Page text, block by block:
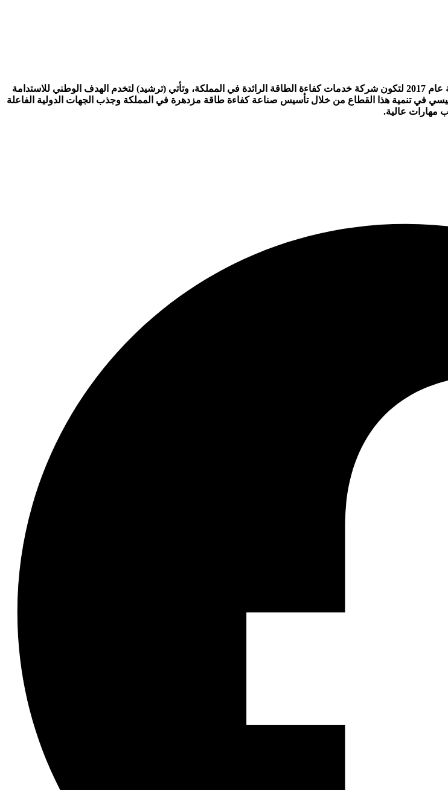
– تأسست الشركة الوطنية لخدمات كفاءة الطاقة (ترشيد) من قبل صندوق الاستثمارات العامة عام 2017 لتكون شركة خدمات كفاءة الطاقة الرائدة في المملكة، وتأتي (ترشيد) لتخدم الهدف الوطني للاستدامة
في تنمية هذا القطاع من خلال تأسيس صناعة كفاءة طاقة مزدهرة في المملكة وجذب الجهات الدولية الفاعلة
مهارات عالية.